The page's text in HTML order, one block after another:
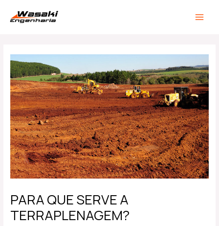
para
PARA QUE SERVE A
TERRAPLENAGEM?
navigation